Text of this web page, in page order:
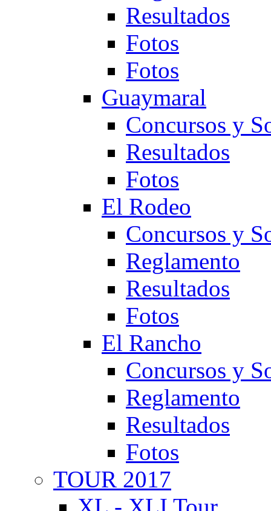
Resultados
Fotos
Fotos
Guaymaral
Concursos y
Resultados
Fotos
El Rodeo
Concursos y
Reglamento
Resultados
Fotos
El Rancho
Concursos y
Reglamento
Resultados
Fotos
TOUR 2017